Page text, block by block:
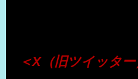
＜X（旧ツイッタ